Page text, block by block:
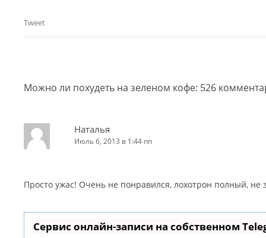
Tweet
Можно ли похудеть на зеленом кофе: 526
Наталья
Июль 6, 2013 в 1:44 пп
Просто ужас! Очень не понравился, лохотрон полный,
Сервис онлайн-записи на собственном